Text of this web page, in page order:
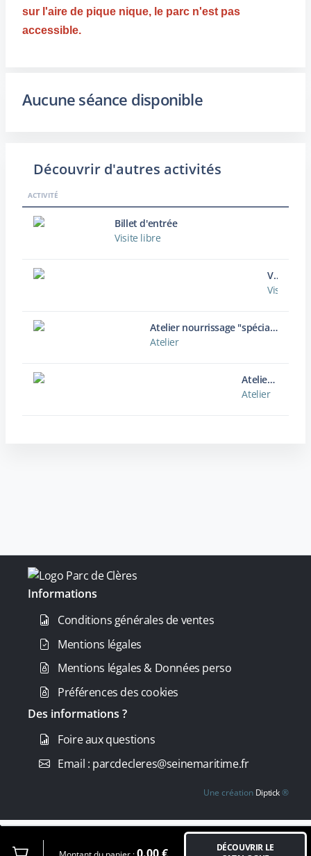
sur l'aire de pique nique, le parc n'est pas
accessible.
Aucune séance disponible
Découvrir d'autres activités
ACTIVITÉ
Billet d'entrée
Visite libre
Visite guidée "découverte du Parc de Clères"
Visite
Atelier nourrissage "spécial Oiseaux"
Atelier
Atelier petite enfance - Encre végétale
Atelier
0.00€
DÉCOUVRIR LE
Informations
Conditions générales de ventes
Mentions légales
Mentions légales & Données perso
Préférences des cookies
Des informations ?
Foire aux questions
Email : parcdecleres@seinemaritime.fr
Une création Diptick®